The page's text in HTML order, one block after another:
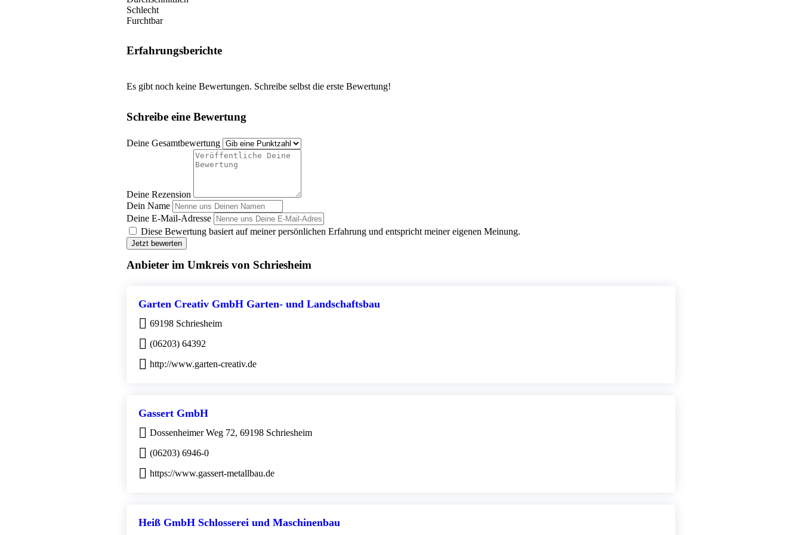
Schlecht
Furchtbar
Erfahrungsberichte
Es gibt noch keine Bewertungen. Schreibe selbst die erste Bewertung!
Schreibe eine Bewertung
Deine Gesamtbewertung
Deine Rezension
Dein Name
Deine E-Mail-Adresse
Diese Bewertung basiert auf meiner persönlichen Erfahrung und entspricht meiner eigenen Meinung.
Jetzt bewerten
Anbieter im Umkreis von Schriesheim
Garten Creativ GmbH Garten- und Landschaftsbau
69198 Schriesheim
(06203) 64392
http://www.garten-creativ.de
Gassert GmbH
Dossenheimer Weg 72, 69198 Schriesheim
(06203) 6946-0
https://www.gassert-metallbau.de
Heiß GmbH Schlosserei und Maschinenbau